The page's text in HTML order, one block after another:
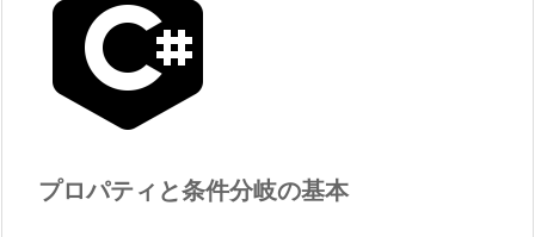
プロパティと条件分岐の基本